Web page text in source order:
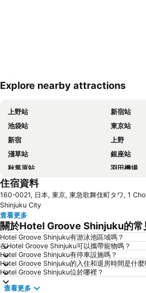
展開地圖
Explore nearby attractions
上野站
新宿站
池袋站
東京站
新宿
上野
淺草站
銀座站
秋葉原站
羽田機場
品川站
錦系釘站
橫濱車站
東京迪士尼
日本橋站
Shibuya
Haneda Airport International Terminal Station
淺草寺
赤坂站
東京巨蛋城
六本木車站
原宿站
羽田機場 東京國際機場
住宿資料
160-0021, 日本, 東京, 東急歌舞伎町タワ, 1
Shinjuku City
查看更多
關於Hotel Groove Shinjuku的常
Hotel Groove Shinjuku有游泳池區域嗎？
在Hotel Groove Shinjuku可以攜帶寵物嗎？
Hotel Groove Shinjuku有停車設施嗎？
Hotel Groove Shinjuku的入住和退房時間是什麼
Hotel Groove Shinjuku位於哪裡？
查看更多